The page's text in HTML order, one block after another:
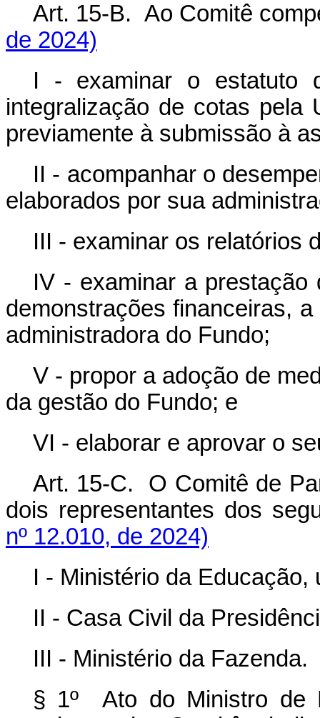
Art. 15-B. Ao Comitê
de 2024)
I - examinar o estatuto
integralização de cotas pela
previamente à submissão à
II - acompanhar o
elaborados por sua
III - examinar os relatórios
IV - examinar a
demonstrações financeiras,
administradora do Fundo;
V - propor a adoção de
da gestão do Fundo; e
VI - elaborar e aprovar o
Art. 15-C. O Comitê de
dois representantes dos
nº 12.010, de 2024)
I - Ministério da
II - Casa Civil da
III - Ministério da Fazenda.
§ 1º Ato do Ministro de